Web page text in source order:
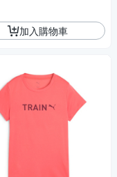
加入購物車